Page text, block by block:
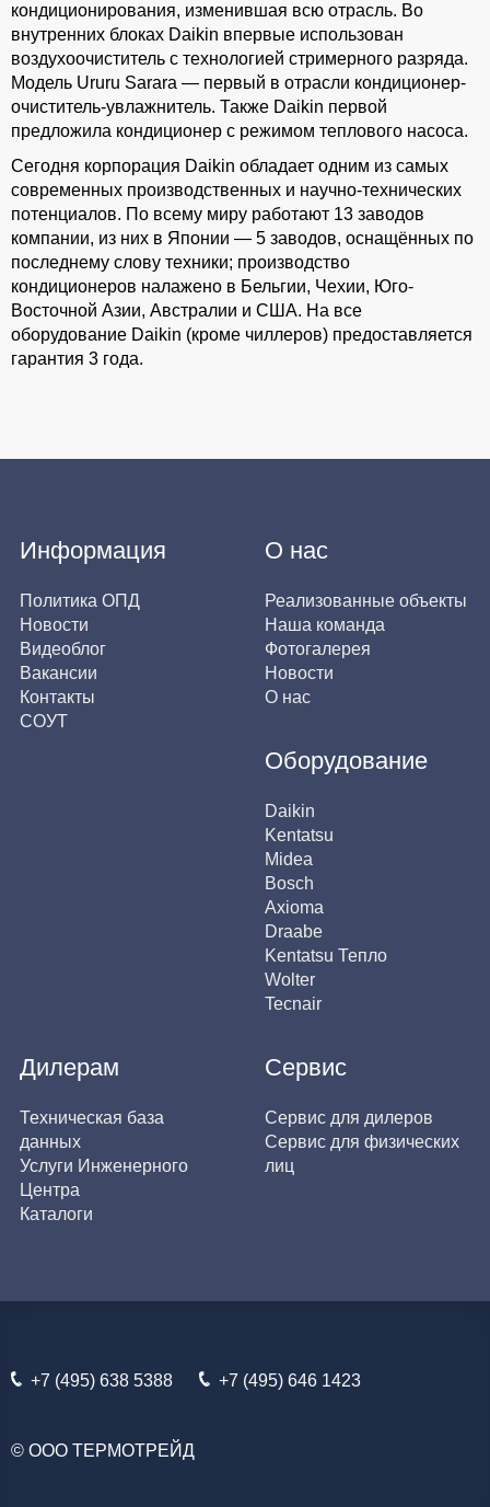
кондиционирования, изменившая всю отрасль. Во
внутренних блоках Daikin впервые использован
воздухоочиститель с технологией стримерного разряда.
Модель Ururu Sarara — первый в отрасли кондиционер-
очиститель-увлажнитель. Также Daikin первой
предложила кондиционер с режимом теплового насоса.
Сегодня корпорация Daikin обладает одним из самых
современных производственных и научно-технических
потенциалов. По всему миру работают 13 заводов
компании, из них в Японии — 5 заводов, оснащённых по
последнему слову техники; производство
кондиционеров налажено в Бельгии, Чехии, Юго-
Восточной Азии, Австралии и США. На все
оборудование Daikin (кроме чиллеров) предоставляется
гарантия 3 года.
Информация
Политика ОПД
Новости
Видеоблог
Вакансии
Контакты
СОУТ
О нас
Реализованные объекты
Наша команда
Фотогалерея
Новости
О нас
Оборудование
Daikin
Kentatsu
Midea
Bosch
Axioma
Draabe
Kentatsu Тепло
Wolter
Tecnair
Дилерам
Техническая база
данных
Услуги Инженерного
Центра
Каталоги
Сервис
Сервис для дилеров
Сервис для физических
лиц
+7 (495) 638 5388 +7 (495) 646 1423
© ООО ТЕРМОТРЕЙД